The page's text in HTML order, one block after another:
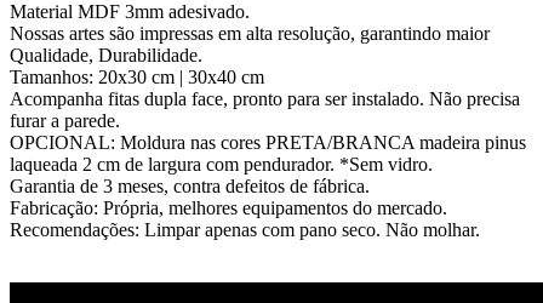
Material MDF 3mm adesivado.
Nossas artes são impressas em alta resolução, garantindo maior
Qualidade, Durabilidade.
Tamanhos: 20x30 cm | 30x40 cm
Acompanha fitas dupla face, pronto para ser instalado. Não precisa
furar a parede.
OPCIONAL: Moldura nas cores PRETA/BRANCA madeira pinus
laqueada 2 cm de largura com pendurador. *Sem vidro.
Garantia de 3 meses, contra defeitos de fábrica.
Fabricação: Própria, melhores equipamentos do mercado.
Recomendações: Limpar apenas com pano seco. Não molhar.